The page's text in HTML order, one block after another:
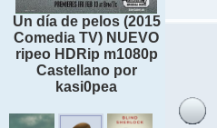
Un día de pelos (2015
Comedia TV) NUEVO
ripeo HDRip m1080p
Castellano por
kasi0pea